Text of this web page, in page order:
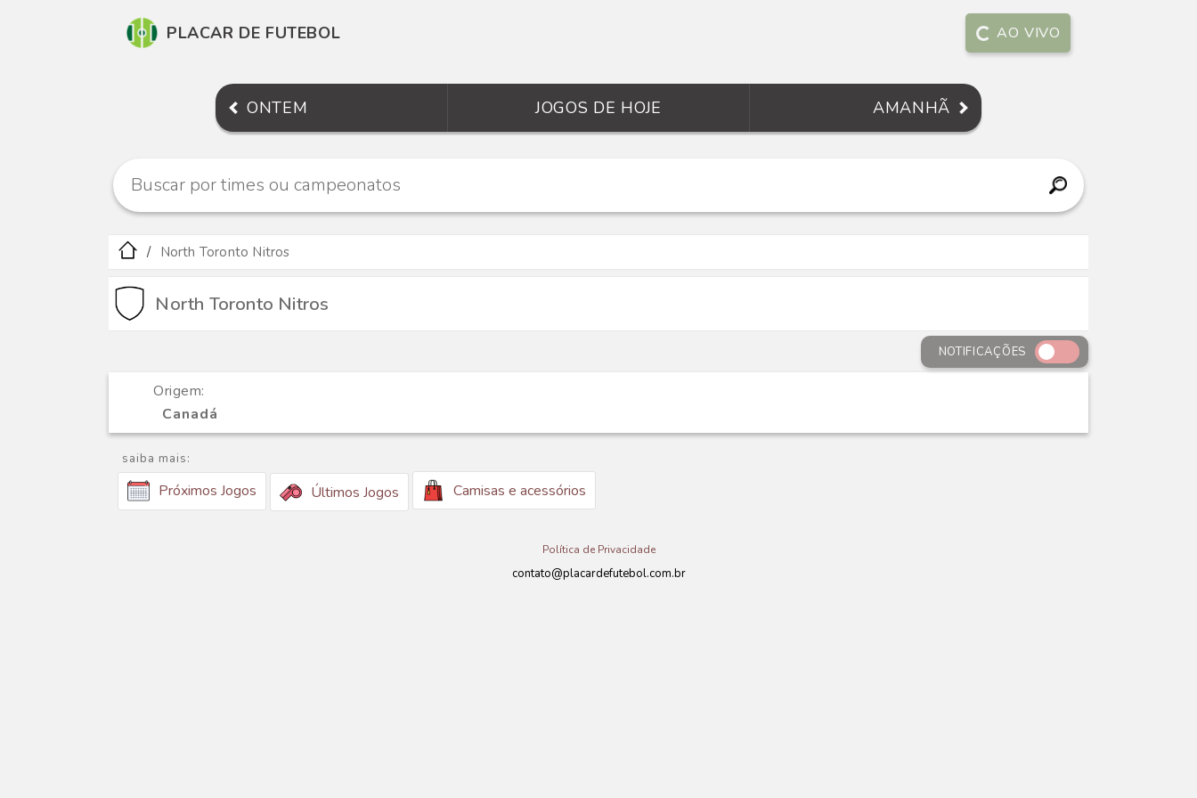
PLACAR DE FUTEBOL AO VIVO
ONTEM JOGOS DE HOJE AMANHÃ
North Toronto Nitros
North Toronto Nitros
NOTIFICAÇÕES
Origem:
Canadá
saiba mais:
Próximos Jogos Últimos Jogos Camisas e acessórios
Política de Privacidade
contato@placardefutebol.com.br